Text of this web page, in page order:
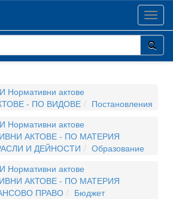
Нормативни актове
- ПО ВИДОВЕ
Постановления
Нормативни актове
АКТОВЕ - ПО МАТЕРИЯ
И ДЕЙНОСТИ
Образование
Нормативни актове
АКТОВЕ - ПО МАТЕРИЯ
ПРАВО
Бюджет